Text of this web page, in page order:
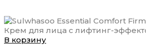
В корзину